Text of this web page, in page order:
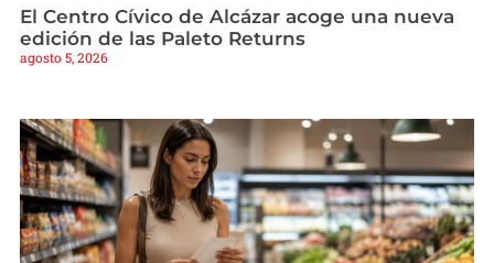
El Centro Cívico de Alcázar acoge una nueva
edición de las Paleto Returns
agosto 5, 2026